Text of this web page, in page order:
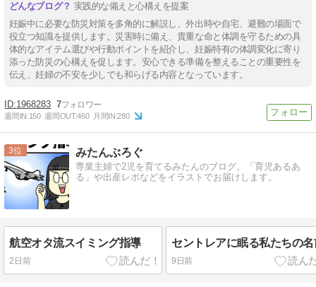
実践的な備えと心構えを提案
妊娠中に必要な防災対策を多角的に解説し、外出時や自宅、避難の場面で
役立つ知識を提供します。災害時に備え、貴重な命と体調を守るための具
体的なアイテム選びや行動ポイントを紹介し、妊娠特有の体調変化に寄り
添った防災の心構えを促します。安心できる準備を整えることの重要性を
伝え、妊婦の不安を少しでも和らげる内容となっています。
1968283 7
週間IN:150 週間OUT:460 月間IN:280
3 みたんぶろぐ
専業主婦で2児を育てるみたんのブログ。「育児あるあ
る」や出産レポなどをイラストでお届けします。
航空オタ流スイミング指導
2日前
セントレアに眠る私たちの名
9日前